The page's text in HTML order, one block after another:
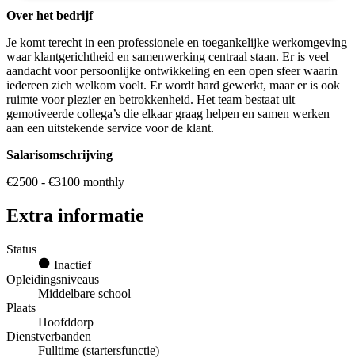
Over het bedrijf
Je komt terecht in een professionele en toegankelijke werkomgeving
waar klantgerichtheid en samenwerking centraal staan. Er is veel
aandacht voor persoonlijke ontwikkeling en een open sfeer waarin
iedereen zich welkom voelt. Er wordt hard gewerkt, maar er is ook
ruimte voor plezier en betrokkenheid. Het team bestaat uit
gemotiveerde collega’s die elkaar graag helpen en samen werken
aan een uitstekende service voor de klant.
Salarisomschrijving
€2500 - €3100 monthly
Extra informatie
Status
Inactief
Opleidingsniveaus
Middelbare school
Plaats
Hoofddorp
Dienstverbanden
Fulltime (startersfunctie)